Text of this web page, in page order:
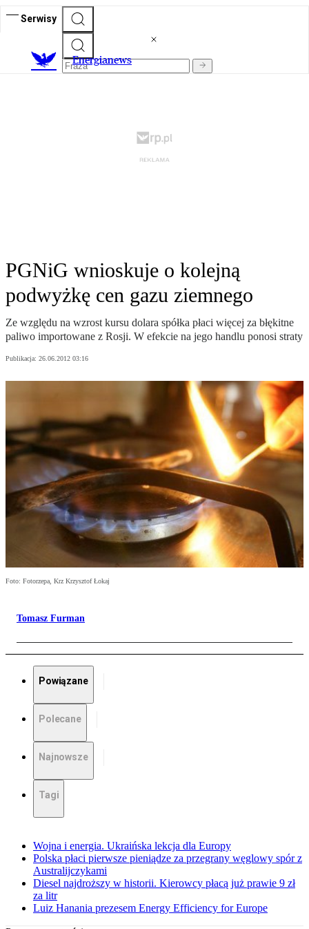
Serwisy
Energianews
PGNiG wnioskuje o kolejną
podwyżkę cen gazu ziemnego
Ze względu na wzrost kursu dolara spółka płaci więcej za błękitne
paliwo importowane z Rosji. W efekcie na jego handlu ponosi straty
Publikacja: 26.06.2012 03:16
Foto: Fotorzepa, Krz Krzysztof Łokaj
Tomasz Furman
Powiązane
Polecane
Najnowsze
Tagi
Wojna i energia. Ukraińska lekcja dla Europy
Polska płaci pierwsze pieniądze za przegrany węglowy spór z
Australijczykami
Diesel najdroższy w historii. Kierowcy płacą już prawie 9 zł
za litr
Luiz Hanania prezesem Energy Efficiency for Europe